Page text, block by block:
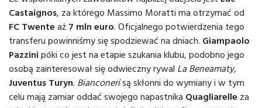
Castaignos, za którego Massimo Moratti ma otrzymać od
FC Twente aż 7 mln euro. Oficjalnego potwierdzenia tego
transferu powinniśmy się spodziewać na dniach. Giampaolo
Pazzini póki co jest na etapie szukania klubu, podobno jego
osobą zainteresował się odwieczny rywal La Beneamaty,
Juventus Turyn. Bianconerisą skłonni do wymiany i w tym
celu mają zamiar oddać swojego napastnika Quagliarelle za